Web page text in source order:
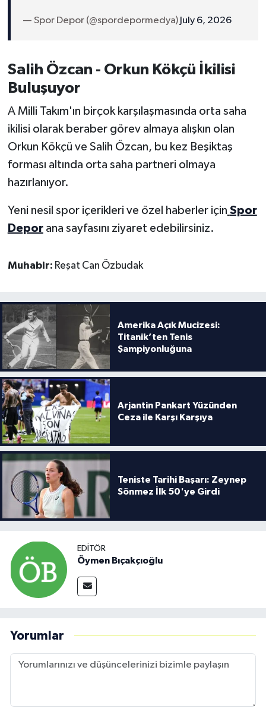
— Spor Depor (@spordepormedya) July 6, 2026
Salih Özcan - Orkun Kökçü İkilisi
Buluşuyor
A Milli Takım'ın birçok karşılaşmasında orta saha
ikilisi olarak beraber görev almaya alışkın olan
Orkun Kökçü ve Salih Özcan, bu kez Beşiktaş
forması altında orta saha partneri olmaya
hazırlanıyor.
Yeni nesil spor içerikleri ve özel haberler için Spor
Deporana sayfasını ziyaret edebilirsiniz.
Muhabir: Reşat Can Özbudak
Amerika Açık Mucizesi:
Titanik’ten Tenis
Şampiyonluğuna
Arjantin Pankart Yüzünden
Ceza ile Karşı Karşıya
Teniste Tarihi Başarı: Zeynep
Sönmez İlk 50'ye Girdi
EDITÖR
Öymen Bıçakçıoğlu
Yorumlar